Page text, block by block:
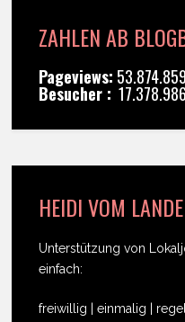
ZAHLEN AB
Pageviews:
Besucher :
HEIDI VOM
Unterstützung von
einfach:
freiwillig | einmalig |